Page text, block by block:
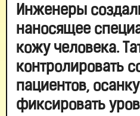
Инженеры
наносящее
кожу человека.
контролировать
пациентов,
фиксировать